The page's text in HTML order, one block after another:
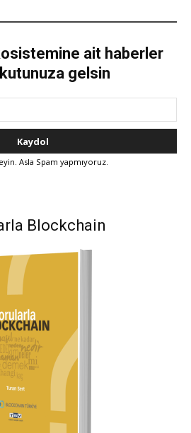
ait haberler
gelsin
Asla Spam yapmıyoruz.
Blockchain